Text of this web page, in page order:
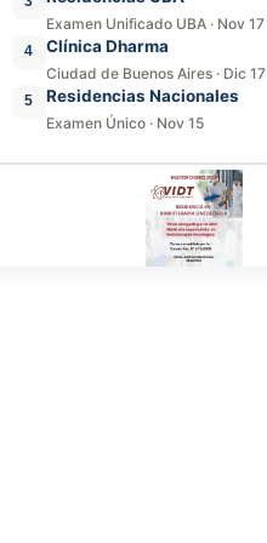
Examen Unificado UBA · Nov 17
4 Clínica Dharma
Ciudad de Buenos Aires · Dic 17
5 Residencias Nacionales
Examen Único · Nov 15